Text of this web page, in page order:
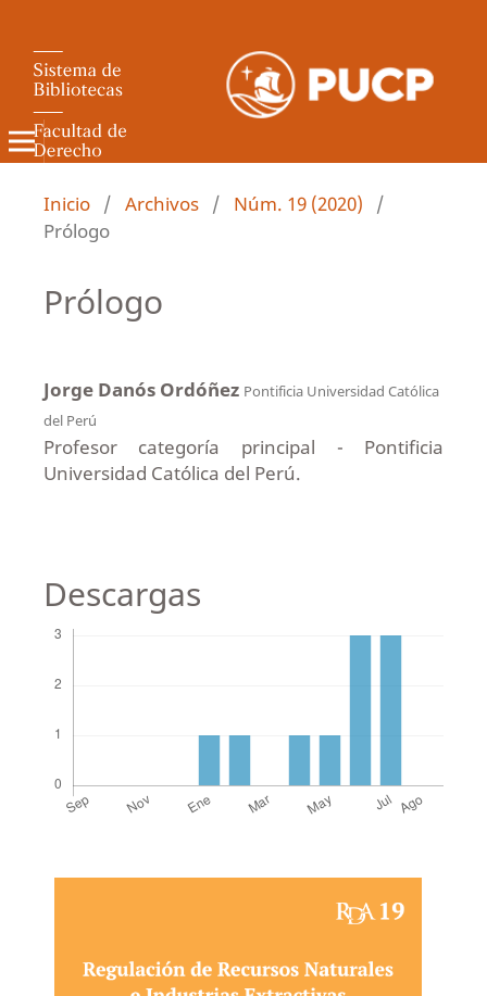
Revista de Derecho Administrativo
Inicio / Archivos / Núm. 19 (2020)
/
Prólogo
Prólogo
Jorge Danós Ordóñez Pontificia Universidad Católica
del Perú
Profesor categoría principal - Pontificia
Universidad Católica del Perú.
Descargas